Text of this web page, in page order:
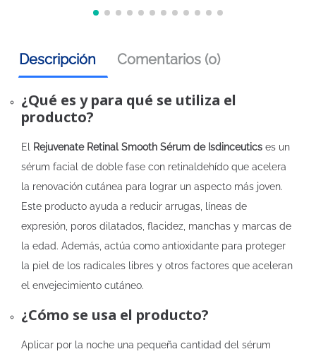
Descripción Comentarios (0)
¿Qué es y para qué se utiliza el
producto?
El Rejuvenate Retinal Smooth Sérum de Isdinceutics es un
sérum facial de doble fase con retinaldehído que acelera
la renovación cutánea para lograr un aspecto más joven.
Este producto ayuda a reducir arrugas, líneas de
expresión, poros dilatados, flacidez, manchas y marcas de
la edad. Además, actúa como antioxidante para proteger
la piel de los radicales libres y otros factores que aceleran
el envejecimiento cutáneo.
¿Cómo se usa el producto?
Aplicar por la noche una pequeña cantidad del sérum